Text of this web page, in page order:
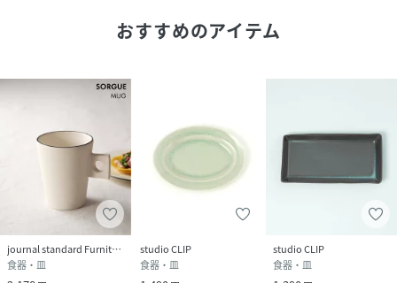
丁寧に作られている器をDOORSはご紹介しています。
-----------------------------------
【対応一覧】
電子レンジ:〇
食器洗浄機:〇
オーブン:×
直火:×
※商品画像は、光の当たり具合やパソコンなどの閲覧環境に
より、実際の色味と異なって見える場合がございます。予め
おすすめのアイテム
journal standard Furniture
食器・皿
studio CLIP
食器・皿
studio CLIP
食器・皿